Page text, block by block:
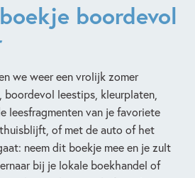
boordevol
we weer een vrolijk zomer
leestips, kleurplaten,
leesfragmenten van je favoriete
of met de auto of het
neem dit boekje mee en je zult
bij je lokale boekhandel of